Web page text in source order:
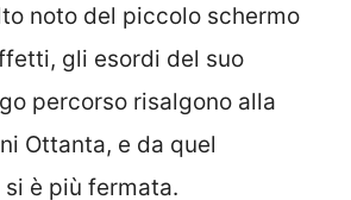
noto del piccolo schermo
gli esordi del suo
percorso risalgono alla
Ottanta, e da quel
è più fermata.